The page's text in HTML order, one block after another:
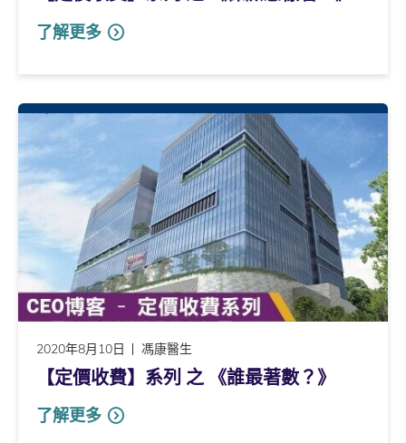
了解更多
2020年8月10日 馮康醫生
【定價收費】系列 之 《誰最著數？》
了解更多